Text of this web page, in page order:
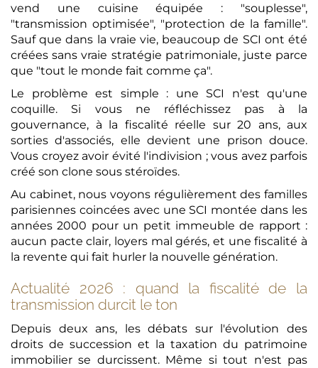
vend une cuisine équipée : "souplesse",
"transmission optimisée", "protection de la famille".
Sauf que dans la vraie vie, beaucoup de SCI ont été
créées sans vraie stratégie patrimoniale, juste parce
que "tout le monde fait comme ça".
Le problème est simple : une SCI n'est qu'une
coquille. Si vous ne réfléchissez pas à la
gouvernance, à la fiscalité réelle sur 20 ans, aux
sorties d'associés, elle devient une prison douce.
Vous croyez avoir évité l'indivision ; vous avez parfois
créé son clone sous stéroïdes.
Au cabinet, nous voyons régulièrement des familles
parisiennes coincées avec une SCI montée dans les
années 2000 pour un petit immeuble de rapport :
aucun pacte clair, loyers mal gérés, et une fiscalité à
la revente qui fait hurler la nouvelle génération.
Actualité 2026 : quand la fiscalité de la
transmission durcit le ton
Depuis deux ans, les débats sur l'évolution des
droits de succession et la taxation du patrimoine
immobilier se durcissent. Même si tout n'est pas